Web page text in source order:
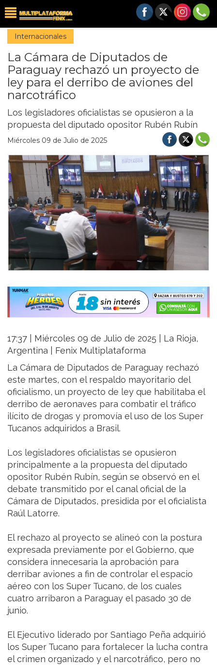
Internacionales
La Cámara de Diputados de
Paraguay rechazó un proyecto de
ley para el derribo de aviones del
narcotráfico
Los legisladores oficialistas se opusieron a la
propuesta del diputado opositor Rubén Rubín
Miércoles 09 de Julio de 2025
17:37 | Miércoles 09 de Julio de 2025 | La Rioja,
Argentina | Fenix Multiplataforma
La Cámara de Diputados de Paraguay rechazó
este martes, con el respaldo mayoritario del
oficialismo, un proyecto de ley que habilitaba el
derribo de aeronaves para combatir el tráfico
ilícito de drogas y promovía el uso de los Super
Tucanos adquiridos a Brasil.
Los legisladores oficialistas se opusieron
principalmente a la propuesta del diputado
opositor Rubén Rubín, según se observó en el
debate transmitido por el canal oficial de la
Cámara de Diputados, presidida por el oficialista
Raúl Latorre.
El rechazo al proyecto se alineó con la postura
expresada previamente por el Gobierno, que
considera innecesaria la aprobación para
derribar aviones a fin de controlar el espacio
aéreo con los Super Tucano, de los cuales
cuatro arribaron a Paraguay el pasado 30 de
junio.
El Ejecutivo liderado por Santiago Peña adquirió
los Super Tucano para fortalecer la lucha contra
el crimen organizado y el narcotráfico, pero no